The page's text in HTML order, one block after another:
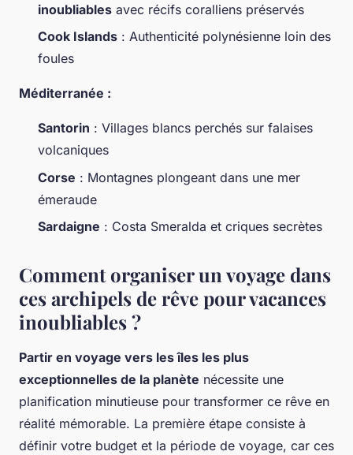
inoubliables avec récifs coralliens préservés
Cook Islands : Authenticité polynésienne loin des
foules
Méditerranée :
Santorin : Villages blancs perchés sur falaises
volcaniques
Corse : Montagnes plongeant dans une mer
émeraude
Sardaigne : Costa Smeralda et criques secrètes
Comment organiser un voyage dans
ces archipels de rêve pour vacances
inoubliables ?
Partir en voyage vers les îles les plus
exceptionnelles de la planète nécessite une
planification minutieuse pour transformer ce rêve en
réalité mémorable. La première étape consiste à
définir votre budget et la période de voyage, car ces